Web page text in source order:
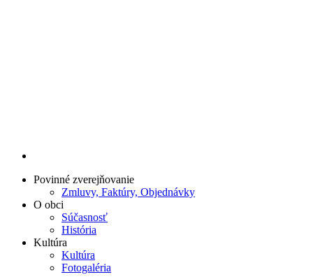
Povinné zverejňovanie
Zmluvy, Faktúry, Objednávky
O obci
Súčasnosť
História
Kultúra
Kultúra
Fotogaléria